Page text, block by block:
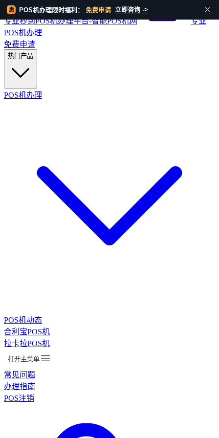
惠 POS机办理限时福利： 免费申请 立即咨询 -> ×
专业秒到POS机办理平台-智能POS机网
专业
POS机办理
免费申请
热门产品
POS机办理
POS机动态
合利宝POS机
拉卡拉POS机
打开主菜单
常见问题
办理指南
POS注销